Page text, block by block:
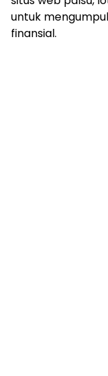
untuk
finansial.